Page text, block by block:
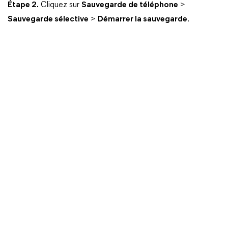
Étape 2. Cliquez sur Sauvegarde de téléphone >
Sauvegarde sélective > Démarrer la sauvegarde.